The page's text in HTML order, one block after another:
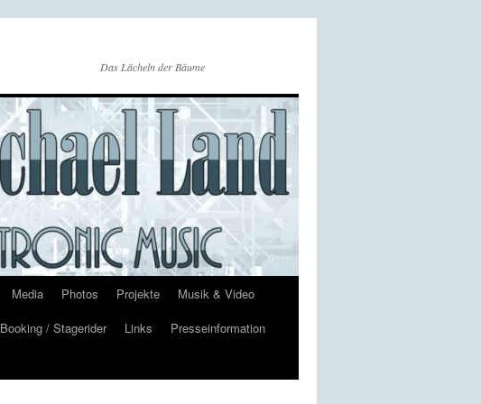
Das Lächeln der Bäume
Media Photos Projekte
Musik & Video
Booking / Stagerider Links
Presseinformation